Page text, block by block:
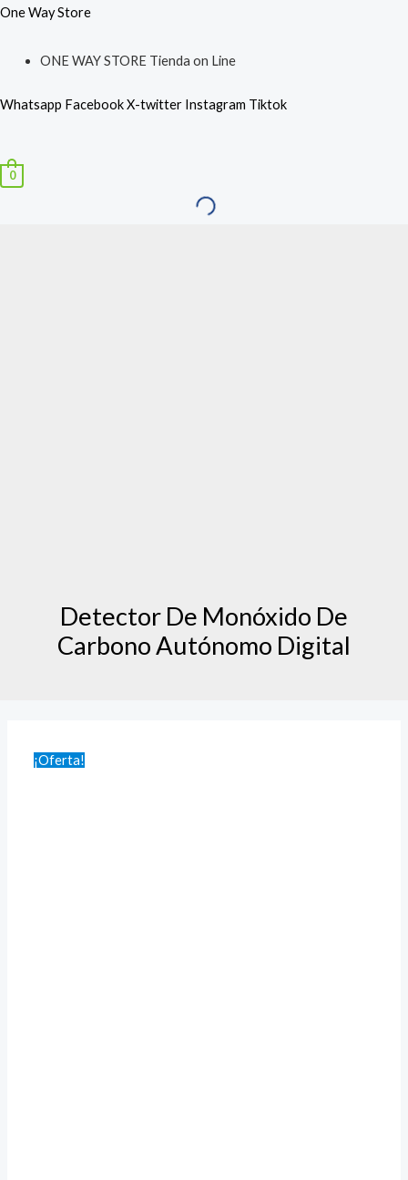
Ir
contenido
One Way Store
ONE WAY STORE Tienda on Line
Whatsapp FacebookX-twitter Instagram Tiktok
0
Detector De Monóxido De
Carbono Autónomo Digital
¡Oferta!
original
$19.900,00.
actual
$15.900,00.
Detector
Monóxido
Carbono